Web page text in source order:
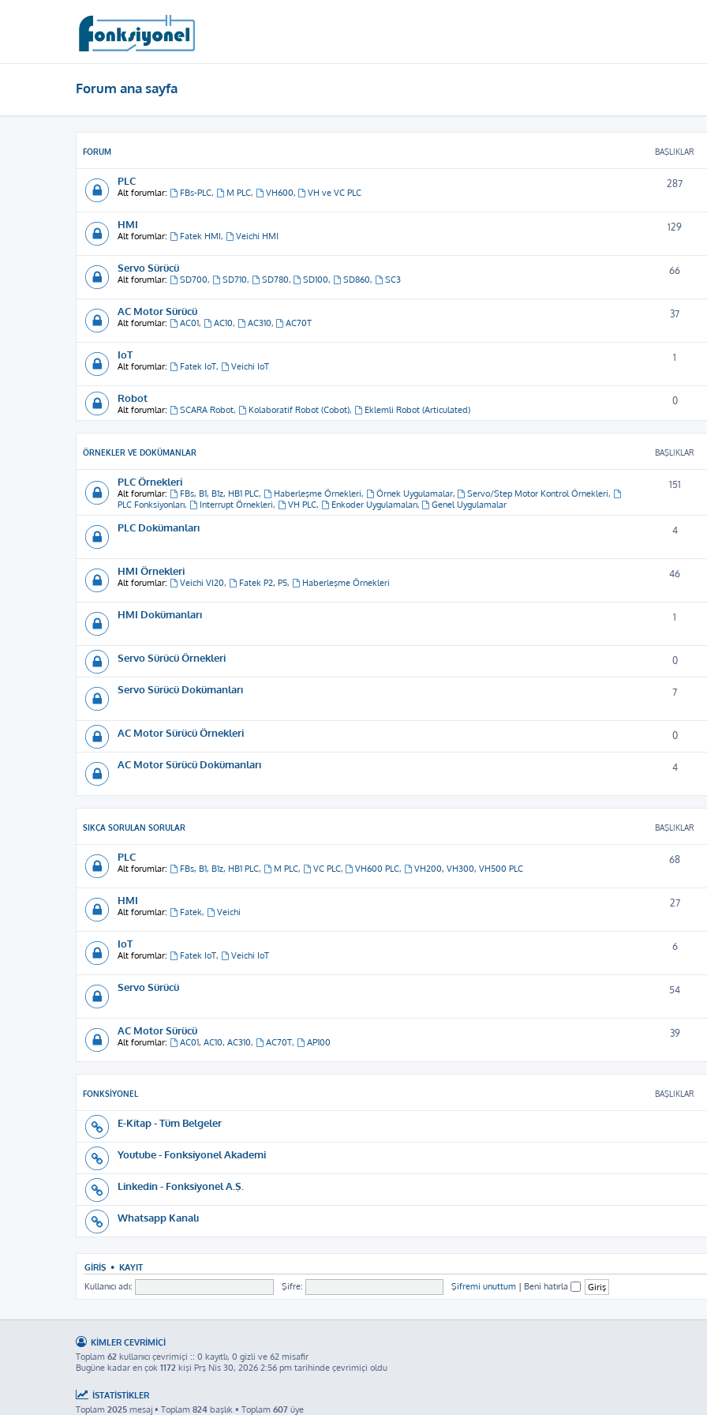
Forum ana sayfa
FORUM BAŞLIKLAR
PLC
Alt forumlar: FBs-PLC, M PLC, VH600, VH ve VC PLC
287
HMI
Alt forumlar: Fatek HMI, Veichi HMI
129
Servo Sürücü
Alt forumlar: SD700, SD710, SD780, SD100, SD860, SC3
66
AC Motor Sürücü
Alt forumlar: AC01, AC10, AC310, AC70T
37
IoT
Alt forumlar: Fatek IoT, Veichi IoT
1
Robot
Alt forumlar: SCARA Robot, Kolaboratif Robot (Cobot), Eklemli Robot (Articulated)
0
ÖRNEKLER VE DOKÜMANLAR BAŞLIKLAR
PLC Örnekleri
Alt forumlar: FBs, B1, B1z, HB1 PLC, Haberleşme Örnekleri, Örnek Uygulamalar, Servo/Step Motor Kontrol Örnekleri,
PLC Fonksiyonları, Interrupt Örnekleri, VH PLC, Enkoder Uygulamaları, Genel Uygulamalar
151
PLC Dokümanları 4
HMI Örnekleri
Alt forumlar: Veichi VI20, Fatek P2, P5, Haberleşme Örnekleri
46
HMI Dokümanları 1
Servo Sürücü Örnekleri 0
Servo Sürücü Dokümanları 7
AC Motor Sürücü Örnekleri 0
AC Motor Sürücü Dokümanları 4
SIKÇA SORULAN SORULAR BAŞLIKLAR
PLC
Alt forumlar: FBs, B1, B1z, HB1 PLC, M PLC, VC PLC, VH600 PLC, VH200, VH300, VH500 PLC
68
HMI
Alt forumlar: Fatek, Veichi
27
IoT
Alt forumlar: Fatek IoT, Veichi IoT
6
Servo Sürücü 54
AC Motor Sürücü
Alt forumlar: AC01, AC10, AC310, AC70T, AP100
39
FONKSIYONEL BAŞLIKLAR
E-Kitap - Tüm Belgeler
Youtube - Fonksiyonel Akademi
Linkedin - Fonksiyonel A.Ş.
Whatsapp Kanalı
GIRIŞ • KAYIT
Kullanıcı adı: Şifre: Şifremi unuttum | Beni hatırla
KIMLER ÇEVRIMIÇI
Toplam 62 kullanıcı çevrimiçi :: 0 kayıtlı, 0 gizli ve 62 misafir
Bugüne kadar en çok 1172 kişi Prş Nis 30, 2026 2:56 pm tarihinde çevrimiçi oldu
İSTATISTIKLER
Toplam 2025 mesaj • Toplam 824 başlık • Toplam 607 üye